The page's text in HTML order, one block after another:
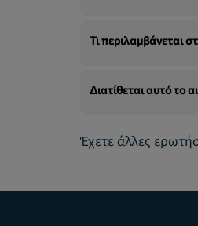
Τι περιλαμβάνεται
Διατίθεται αυτό το
Έχετε άλλες